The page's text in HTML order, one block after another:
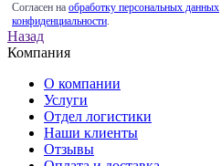
Согласен на обработку персональных данных
конфиденциальности.
Назад
Компания
О компании
Услуги
Отдел логистики
Наши клиенты
Отзывы